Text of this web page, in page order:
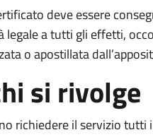
deve essere
legale a tutti gli effetti,
o apostillata
si rivolge
richiedere il servizio